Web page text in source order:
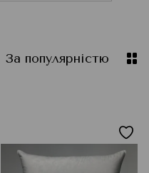
За популярністю